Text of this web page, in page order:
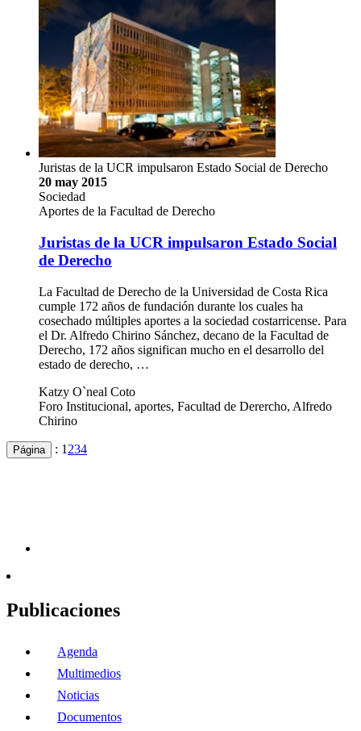
Juristas de la UCR impulsaron Estado Social de Derecho
20 may 2015
Sociedad
Aportes de la Facultad de Derecho
Juristas de la UCR impulsaron Estado Social
de Derecho
La Facultad de Derecho de la Universidad de Costa Rica
cumple 172 años de fundación durante los cuales ha
cosechado múltiples aportes a la sociedad costarricense. Para
el Dr. Alfredo Chirino Sánchez, decano de la Facultad de
Derecho, 172 años significan mucho en el desarrollo del
estado de derecho, …
Katzy O`neal Coto
Foro Institucional, aportes, Facultad de Derercho, Alfredo
Chirino
Página : 1 234
Publicaciones
Agenda
Multimedios
Noticias
Documentos